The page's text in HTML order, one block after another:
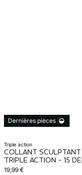
triple action
COLLANT SCULPTANT
TRIPLE ACTION - 15
19,99 €
Dernières pièces